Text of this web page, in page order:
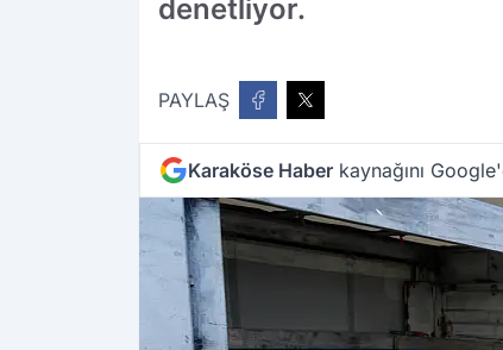
denetliyor.
PAYLAŞ
Karaköse Haber kaynağını